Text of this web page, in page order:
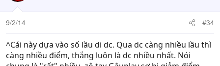
9/2/14 #34
^Cái này dựa vào số lầu di dc. Qua dc càng nhiều lầu thì
càng nhiều điểm, thắng luôn là dc nhiều nhất. Nói